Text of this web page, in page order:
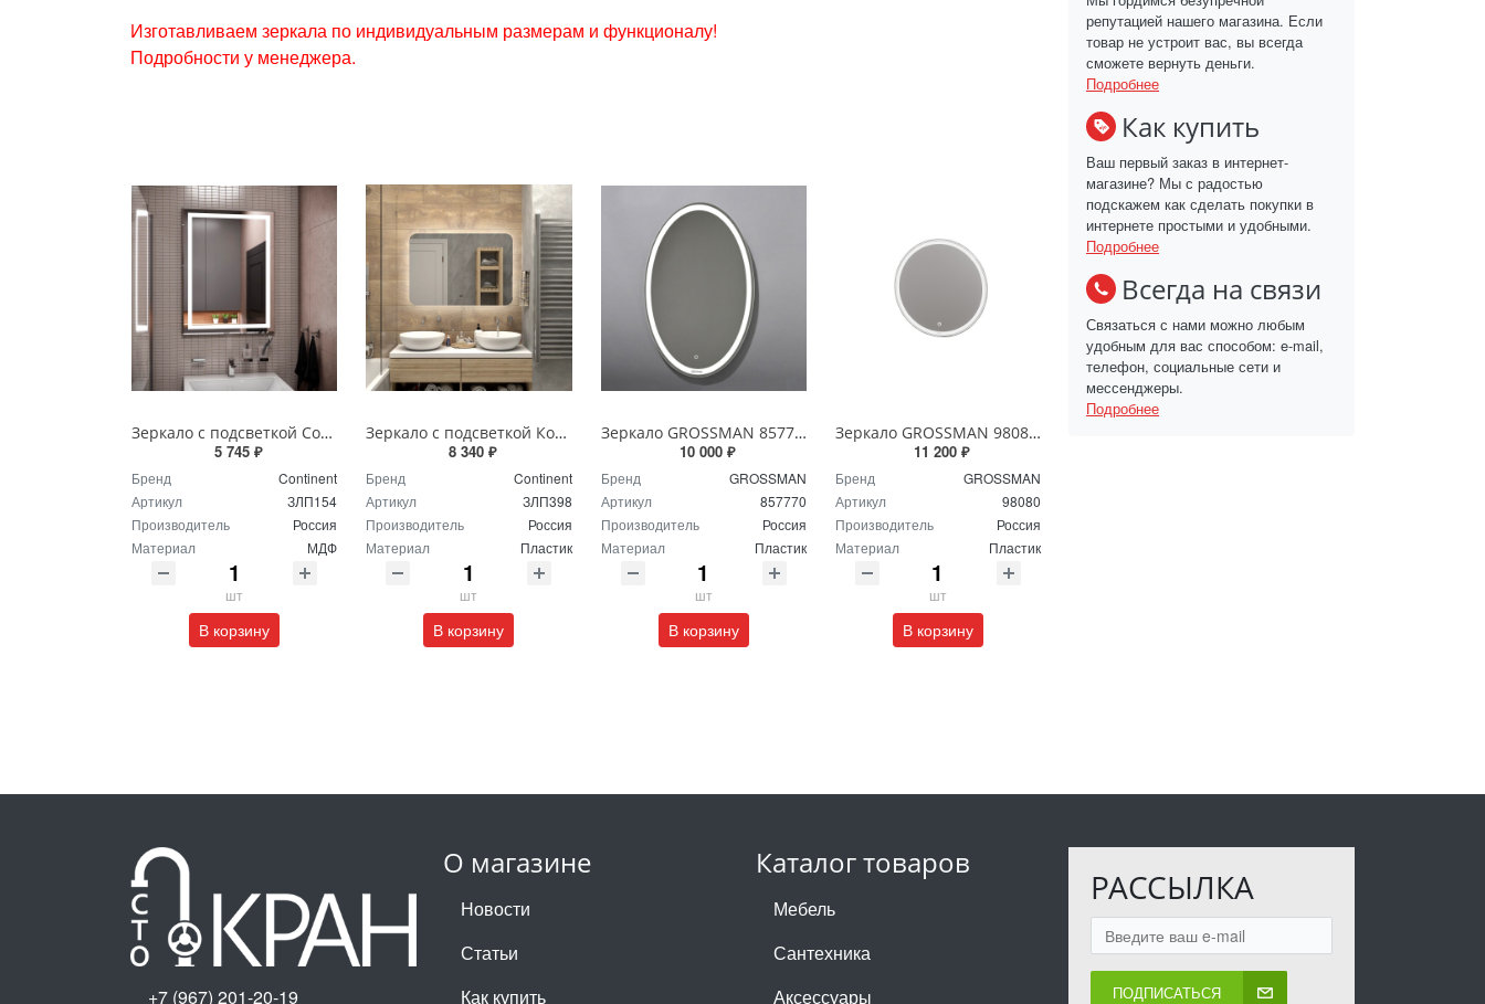
Изготавливаем зеркала по индивидуальным размерам и функционалу!
Подробности у менеджера.
Зеркало с подсветкой Continent Пронто Люкс 60 х 80 см ЗЛП154
5 745 ₽
Бренд
Continent
Артикул
ЗЛП154
Производитель
Россия
Материал
МДФ
шт
В корзину
Зеркало с подсветкой Континент Burzhe Led 100х70 с бесконтактным сенсором ЗЛП398
8 340 ₽
Бренд
Continent
Артикул
ЗЛП398
Производитель
Россия
Материал
Пластик
шт
В корзину
Зеркало GROSSMAN 857770 GALAXY 570*770 с сенсорным выключателем
10 000 ₽
Бренд
GROSSMAN
Артикул
857770
Производитель
Россия
Материал
Пластик
шт
В корзину
Зеркало GROSSMAN 98080 SENTO D800 800*800*45 LED с сенсорным выключателем
11 200 ₽
Бренд
GROSSMAN
Артикул
98080
Производитель
Россия
Материал
Пластик
шт
В корзину
репутацией нашего магазина. Если
товар не устроит вас, вы всегда
сможете вернуть деньги.
Подробнее
Как купить
Ваш первый заказ в интернет-
магазине? Мы с радостью
подскажем как сделать покупки в
интернете простыми и удобными.
Подробнее
Всегда на связи
Связаться с нами можно любым
удобным для вас способом: e-mail,
телефон, социальные сети и
мессенджеры.
Подробнее
О магазине
Новости
Статьи
Как купить
Каталог товаров
Мебель
Сантехника
Аксессуары
РАССЫЛКА
ПОДПИСАТЬСЯ
+7 (967) 201-20-19